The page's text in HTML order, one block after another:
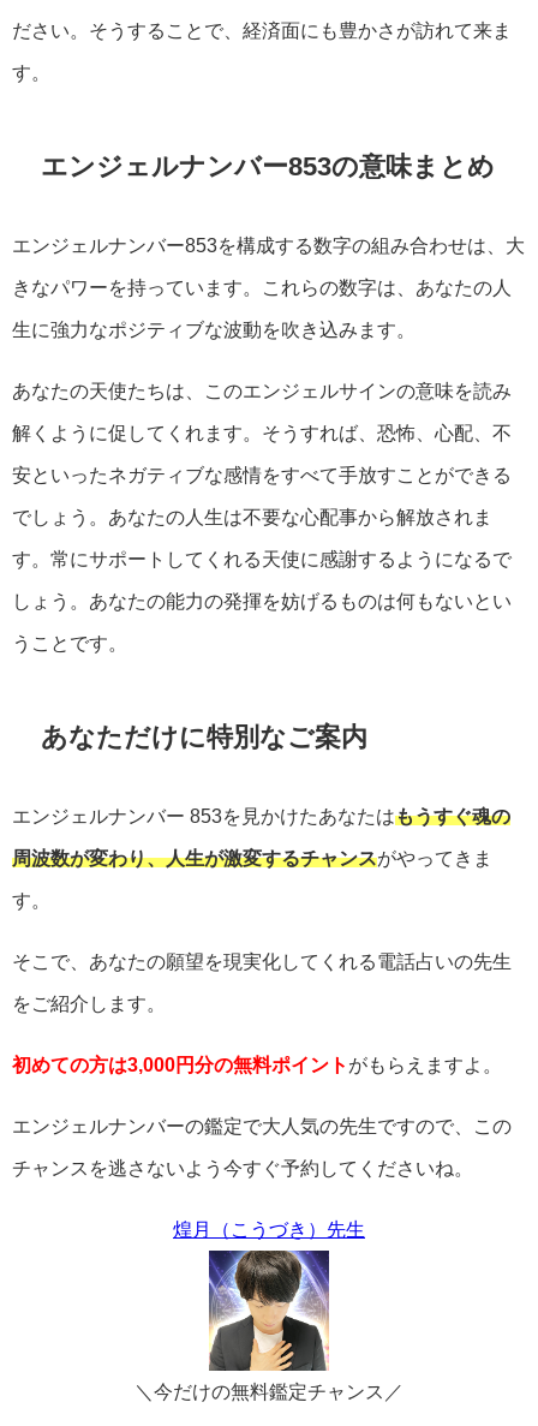
ださい。そうすることで、経済面にも豊かさが訪れて来ま
す。
エンジェルナンバー853の意味まとめ
エンジェルナンバー853を構成する数字の組み合わせは、大
きなパワーを持っています。これらの数字は、あなたの人
生に強力なポジティブな波動を吹き込みます。
あなたの天使たちは、このエンジェルサインの意味を読み
解くように促してくれます。そうすれば、恐怖、心配、不
安といったネガティブな感情をすべて手放すことができる
でしょう。あなたの人生は不要な心配事から解放されま
す。常にサポートしてくれる天使に感謝するようになるで
しょう。あなたの能力の発揮を妨げるものは何もないとい
うことです。
あなただけに特別なご案内
エンジェルナンバー 853を見かけたあなたはもうすぐ魂の
周波数が変わり、人生が激変するチャンスがやってきま
す。
そこで、あなたの願望を現実化してくれる電話占いの先生
をご紹介します。
初めての方は3,000円分の無料ポイント がもらえますよ。
エンジェルナンバーの鑑定で大人気の先生ですので、この
チャンスを逃さないよう今すぐ予約してくださいね。
煌月（こうづき）先生
＼今だけの無料鑑定チャンス／